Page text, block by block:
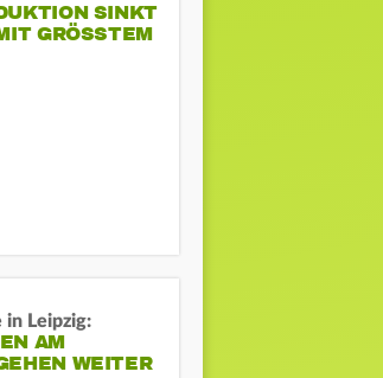
SINKT
GRÖSSTEM R
in Leipzig:
AM
WEITER